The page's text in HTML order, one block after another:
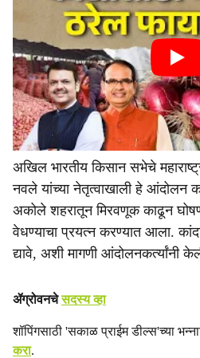
अखिल भारतीय किसान सभेचे
नवले यांच्या नेतृत्वाखाली हे आंदोलन
अकोले शहरातून मिरवणूक काढून
वेधण्याचा प्रयत्न करण्यात आला.
द्यावे, अशी मागणी आंदोलनकर्त्यांनी
ॲग्रोवनचेसदस्य व्हा
शॉपिंगसाठी 'सकाळ प्राईम डील्स'च्या
करा.